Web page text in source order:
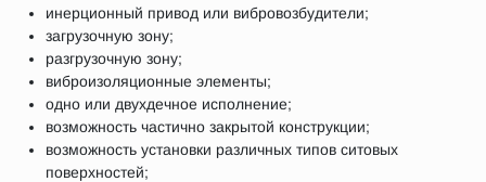
инерционный привод или вибровозбудители;
загрузочную зону;
разгрузочную зону;
виброизоляционные элементы;
одно или двухдечное исполнение;
возможность частично закрытой конструкции;
возможность установки различных типов ситовых
поверхностей;